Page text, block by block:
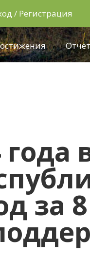
/ Регистрация
за